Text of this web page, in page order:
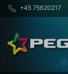
+45 75620217